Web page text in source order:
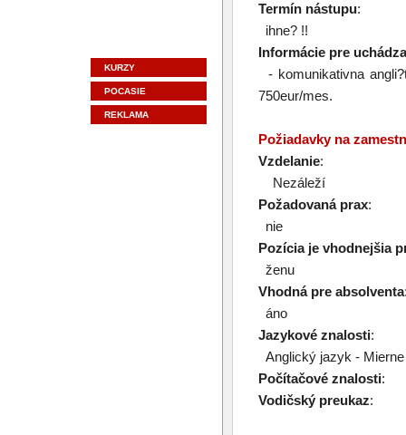
KURZY
POCASIE
REKLAMA
Termín nástupu:
ihne? !!
Informácie pre
- komunikativna
750eur/mes.
Požiadavky na
Vzdelanie:
Nezáleží
Požadovaná prax:
nie
Pozícia je vhodnejšia
ženu
Vhodná pre absolventa
áno
Jazykové znalosti:
Anglický jazyk -
Počítačové znalosti:
Vodičský preukaz: